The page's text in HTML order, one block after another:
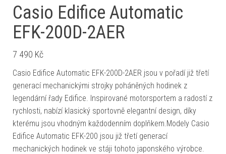
Casio Edifice Automatic
EFK-200D-2AER
7 490 Kč
Casio Edifice Automatic EFK-200D-2AER jsou v pořadí již třetí
generací mechanickými strojky poháněných hodinek z
legendární řady Edifice. Inspirované motorsportem a radostí z
rychlosti, nabízí klasický sportovně elegantní design, díky
kterému jsou vhodným každodenním doplňkem.Modely Casio
Edifice Automatic EFK-200 jsou již třetí generací
mechanických hodinek ve stáji tohoto japonského výrobce.